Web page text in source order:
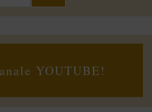
YOUTUBE!